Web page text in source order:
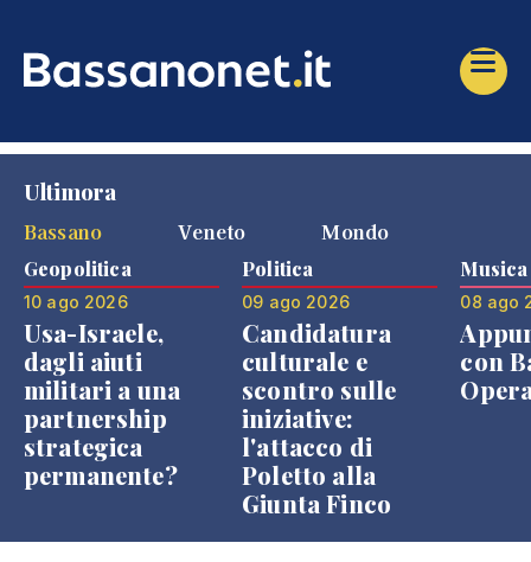
Ultimora
Bassano
Veneto Mondo
Geopolitica
10 ago 2026
Usa-Israele,
dagli aiuti
militari a una
partnership
strategica
permanente?
Politica
09 ago 2026
Candidatura
culturale e
scontro sulle
iniziative:
l'attacco di
Poletto alla
Giunta Finco
Musica
08 ago
con